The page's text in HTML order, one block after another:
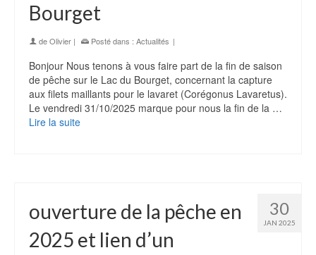
Bourget
deOlivier | Posté dans : Actualités |
Bonjour Nous tenons à vous faire part de la fin de saison
de pêche sur le Lac du Bourget, concernant la capture
aux filets maillants pour le lavaret (Corégonus Lavaretus).
Le vendredi 31/10/2025 marque pour nous la fin de la …
Lire la suite
30
JAN 2025
ouverture de la pêche en
2025 et lien d’un